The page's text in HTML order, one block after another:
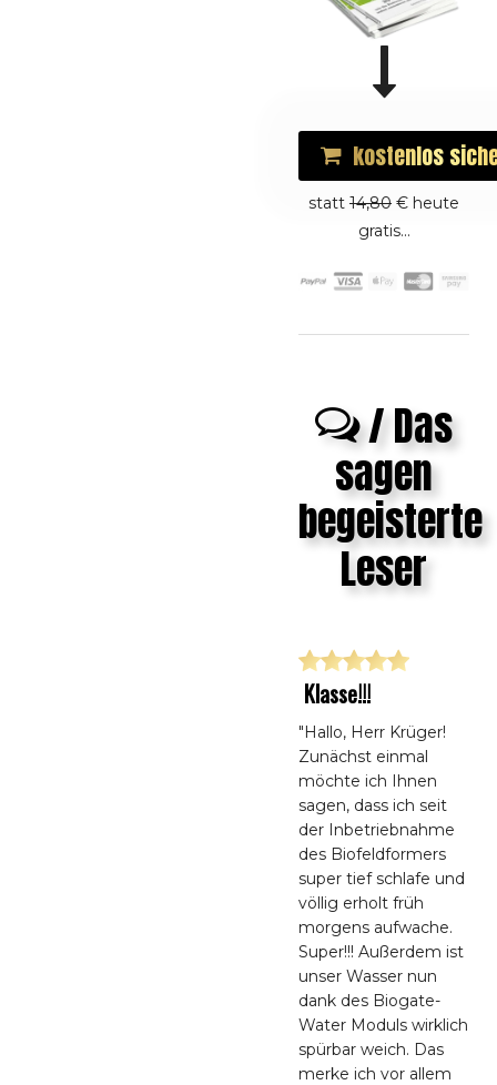
kostenlos
statt 14,80 € heute
gratis...
/ Das
sagen
begeisterte
Leser
Klasse!!!
"Hallo, Herr Krüger!
Zunächst einmal
möchte ich Ihnen
sagen, dass ich seit
der Inbetriebnahme
des Biofeldformers
super tief schlafe und
völlig erholt früh
morgens aufwache.
Super!!! Außerdem ist
unser Wasser nun
dank des Biogate-
Water Moduls wirklich
spürbar weich. Das
merke ich vor allem